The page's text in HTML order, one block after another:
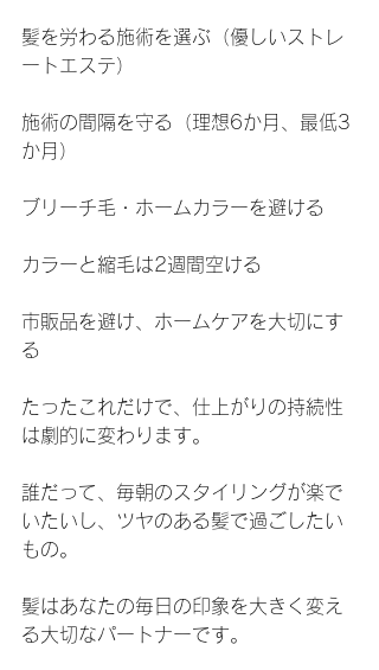
髪を労わる施術を選ぶ（優しいストレ
ートエステ）
施術の間隔を守る（理想6か月、最低3
か月）
ブリーチ毛・ホームカラーを避ける
カラーと縮毛は2週間空ける
市販品を避け、ホームケアを大切にす
る
たったこれだけで、仕上がりの持続性
は劇的に変わります。
誰だって、毎朝のスタイリングが楽で
いたいし、ツヤのある髪で過ごしたい
もの。
髪はあなたの毎日の印象を大きく変え
る大切なパートナーです。